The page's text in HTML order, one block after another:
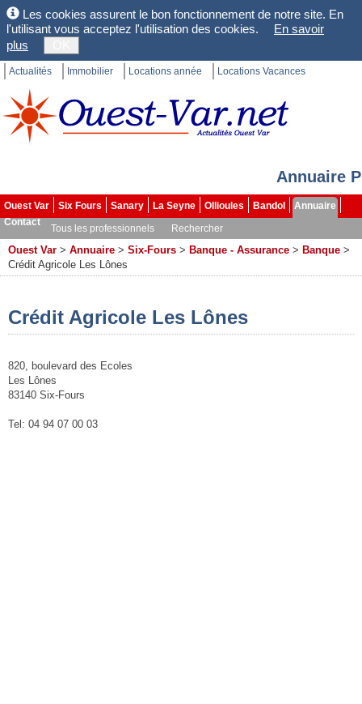
Les cookies assurent le bon fonctionnement de notre site. En
l'utilisant vous acceptez l'utilisation des cookies.
En savoir
plus
Actualités Immobilier Locations année Locations Vacances
Annuaire
Ouest Var Six Fours Sanary La Seyne Ollioules Bandol
Annuaire
Contact
Tous les professionnels Rechercher
Ouest Var > Annuaire > Six-Fours > Banque - Assurance > Banque >
Crédit Agricole Les Lônes
Crédit Agricole Les Lônes
820, boulevard des Ecoles
Les Lônes
83140 Six-Fours
Tel: 04 94 07 00 03